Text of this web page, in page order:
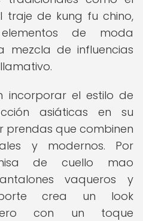
traje de kung fu chino,
de moda
mezcla de influencias
incorporar el estilo de
asiáticas en su
prendas que combinen
y modernos. Por
de cuello mao
vaqueros y
crea un look
con un toque